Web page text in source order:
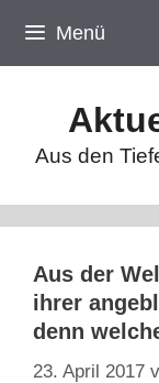
Inhalt
springen
Menü
Aus den
Aus der
ihrer
denn
23. April 2017